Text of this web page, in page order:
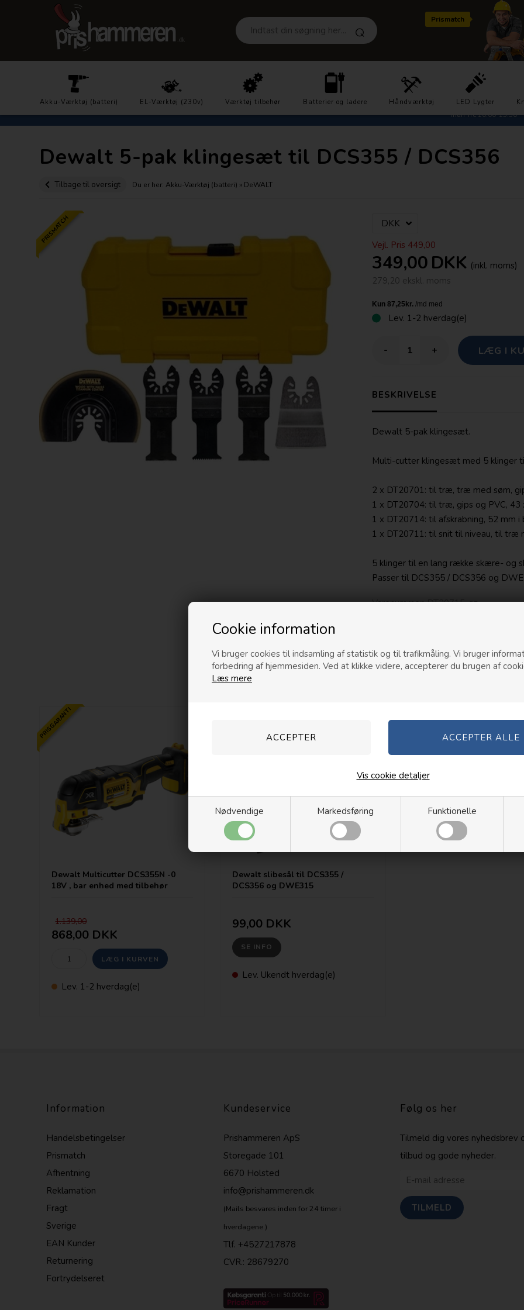
Cookie information
Vi bruger cookies til indsamling af statistik og til trafikmåling. Vi bruger
forbedring af hjemmesiden. Ved at klikke videre, accepterer du brugen af
Læs mere
Nødvendige Markedsføring Funktionelle
Vis cookie detaljer
Prismatch
Akku-Værktøj (batteri) EL-Værktøj (230v) Værktøj tilbehør Batterier og ladere Håndværktøj LED Lygter
Prisgaranti DK´s laveste priser Hurtig levering 1-3 dage Kundeservice
man-fre 10.00-15.30
Dewalt 5-pak klingesæt til DCS355 / DCS356
Tilbage til oversigt Du er her:Akku-Værktøj (batteri) » DeWALT
PRISMATCH
Vejl. Pris 449,00
349,00DKK (inkl. moms)
279,20 ekskl. moms
Lev. 1-2 hverdag(e)
- +
BESKRIVELSE
Dewalt 5-pak klingesæt.
Multi-cutter klingesæt med 5 klinger
2 x DT20701: til træ, træ med søm,
1 x DT20704: til træ, gips og PVC, 43
1 x DT20714: til afskrabning, 52 mm i
1 x DT20711: til snit til niveau, til træ
5 klinger til en lang række skære- og
Passer til DCS355 / DCS356 og
Varenummer:DT20715-qz
Kunder købte også
PRISGARANTI
Dewalt Multicutter DCS355N -0
18V , bar enhed med tilbehør
1.139,00
868,00 DKK
Lev. 1-2 hverdag(e)
Dewalt slibesål til DCS355 /
DCS356 og DWE315
99,00 DKK
SE INFO
Lev. Ukendt hverdag(e)
Information
Handelsbetingelser
Prismatch
Afhentning
Reklamation
Fragt
Sverige
EAN Kunder
Returnering
Fortrydelseret
Kundeservice
Prishammeren ApS
Storegade 101
6670 Holsted
info@prishammeren.dk
(Mails besvares inden for 24 timer i
hverdagene.)
Tlf. +4527217878
CVR.: 28679270
Følg os her
Tilmeld dig vores nyhedsbrev
tilbud og gode nyheder.